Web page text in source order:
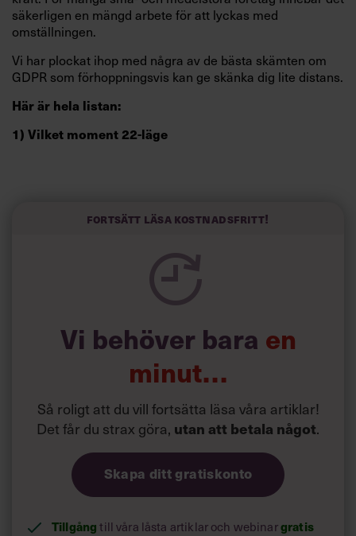
säkerligen en mängd arbete för att lyckas med
omställningen.
Vi har plockat ihop med några av de bästa skämten om
GDPR som förhoppningsvis kan ge skänka dig lite distans.
Här är hela listan:
1) Vilket moment 22-läge
#GDPRconsultant?
– Yes.
– Can you give me his e-
mail address?
2018
Fortsätt läsa kostnadsfritt!
Vi behöver bara en
minut…
Så roligt att du vill fortsätta läsa våra artiklar!
Det får du strax göra, utan att betala något.
Skapa ditt gratiskonto
Tillgång till våra låsta artiklar och webinargratis